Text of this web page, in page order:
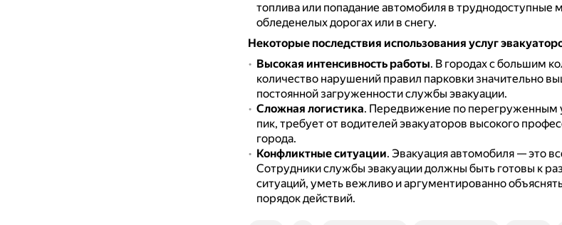
топлива или попадание автомобиля в труднодоступные
обледенелых дорогах или в снегу.
Некоторые последствия использования услуг
Высокая интенсивность работы. В городах с большим
количество нарушений правил парковки значительно
постоянной загруженности службы эвакуации.
Сложная логистика. Передвижение по перегруженным
пик, требует от водителей эвакуаторов высокого
города.
Конфликтные ситуации. Эвакуация автомобиля — это
Сотрудники службы эвакуации должны быть готовы к
ситуаций, уметь вежливо и аргументированно
порядок действий.